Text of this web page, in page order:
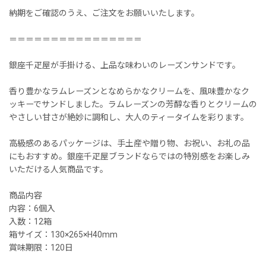
納期をご確認のうえ、ご注文をお願いいたします。
＝＝＝＝＝＝＝＝＝＝＝＝＝＝＝＝
銀座千疋屋が手掛ける、上品な味わいのレーズンサンドです。
香り豊かなラムレーズンとなめらかなクリームを、風味豊かなク
ッキーでサンドしました。ラムレーズンの芳醇な香りとクリームの
やさしい甘さが絶妙に調和し、大人のティータイムを彩ります。
高級感のあるパッケージは、手土産や贈り物、お祝い、お礼の品
にもおすすめ。銀座千疋屋ブランドならではの特別感をお楽しみ
いただける人気商品です。
商品内容
内容：6個入
入数：12箱
箱サイズ：130×265×H40mm
賞味期限：120日